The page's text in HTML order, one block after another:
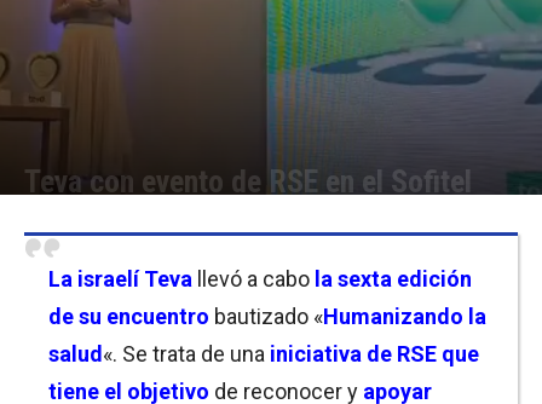
Teva con evento de RSE en el Sofitel
La israelí Teva llevó a cabo la sexta edición
de su encuentro bautizado «Humanizando la
salud «. Se trata de una iniciativa de RSE que
tiene el objetivo de reconocer y apoyar